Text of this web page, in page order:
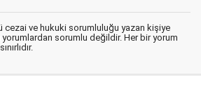
cezai ve hukuki sorumluluğu yazan kişiye
yorumlardan sorumlu değildir. Her bir yorum